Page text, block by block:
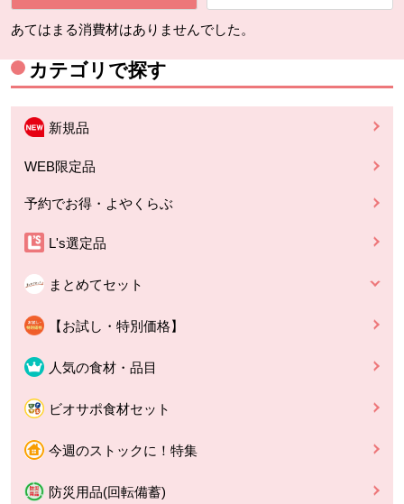
あてはまる消費材はありませんでした。
カテゴリで探す
新規品
WEB限定品
予約でお得・よやくらぶ
L's選定品
まとめてセット
【お試し・特別価格】
人気の食材・品目
ビオサポ食材セット
今週のストックに！特集
防災用品(回転備蓄)